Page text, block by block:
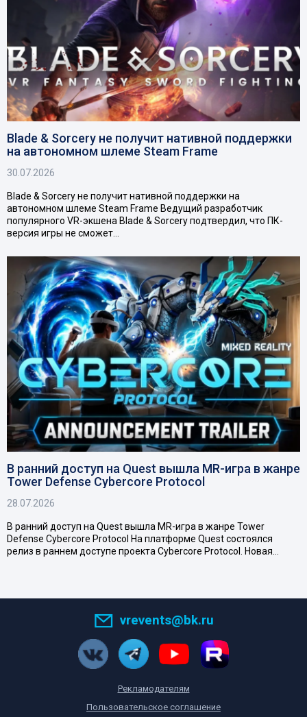
Blade & Sorcery не получит нативной поддержки
на автономном шлеме Steam Frame
30.07.2026
Blade & Sorcery не получит нативной поддержки на
автономном шлеме Steam Frame Ведущий разработчик
популярного VR-экшена Blade & Sorcery подтвердил, что ПК-
версия игры не сможет…
В ранний доступ на Quest вышла MR-игра в жанре
Tower Defense Cybercore Protocol
28.07.2026
В ранний доступ на Quest вышла MR-игра в жанре Tower
Defense Cybercore Protocol На платформе Quest состоялся
релиз в раннем доступе проекта Cybercore Protocol. Новая…
vrevents@bk.ru
Рекламодателям
Пользовательское соглашение